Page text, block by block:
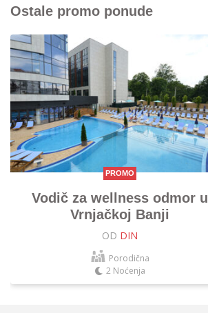
Ostale promo ponude
PROMO
Vodič za wellness odmor u
Vrnjačkoj Banji
OD DIN
Porodična
2 Noćenja